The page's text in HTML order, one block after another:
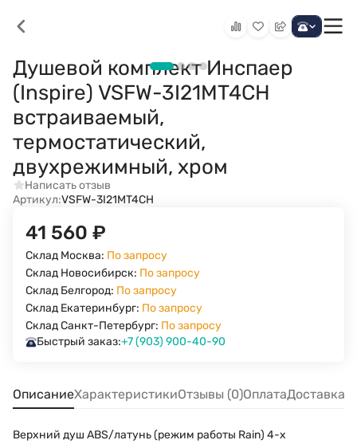
Душевой комплект Инспаер
(Inspire) VSFW-3I21MT4CH
встраиваемый,
термостатический,
двухрежимный, хром
Написать отзыв
Артикул:VSFW-3I21MT4CH
41 560 ₽
Склад Москва: По запросу
Склад Новосибирск: По запросу
Склад Белгород: По запросу
Склад Екатеринбург: По запросу
Склад Санкт-Петербург: По запросу
Быстрый заказ:+7 (903) 900-40-90
ОписаниеХарактеристикиОтзывы (0)ОплатаДоставка
Верхний душ ABS/латунь (режим работы Rain) 4-х